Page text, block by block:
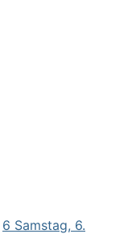
6 Samstag, 6.